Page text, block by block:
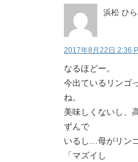
浜松 ひ
2017年8月22日 2:36
なるほどー。
今出ているリンゴ
ね。
美味しくないし、
ずんで
いるし…母がリン
「マズイし